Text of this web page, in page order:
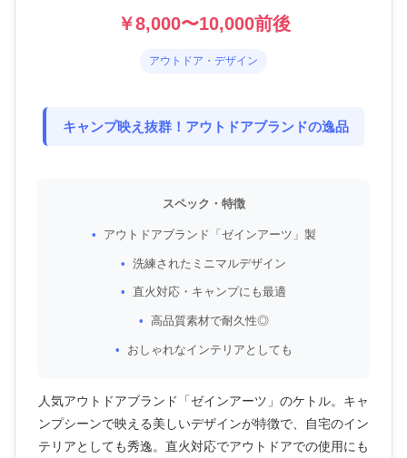
￥8,000〜10,000前後
アウトドア・デザイン
キャンプ映え抜群！アウトドアブランドの逸品
スペック・特徴
アウトドアブランド「ゼインアーツ」製
洗練されたミニマルデザイン
直火対応・キャンプにも最適
高品質素材で耐久性◎
おしゃれなインテリアとしても
人気アウトドアブランド「ゼインアーツ」のケトル。キャ
ンプシーンで映える美しいデザインが特徴で、自宅のイン
テリアとしても秀逸。直火対応でアウトドアでの使用にも